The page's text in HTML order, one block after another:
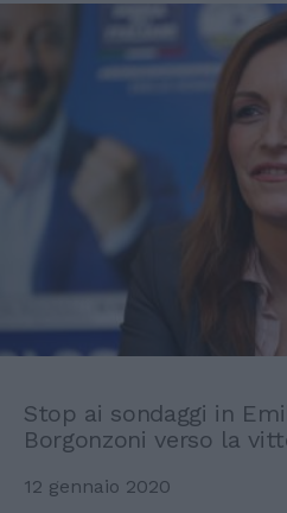
Stop ai sondaggi in
Borgonzoni verso la
12 gennaio 2020